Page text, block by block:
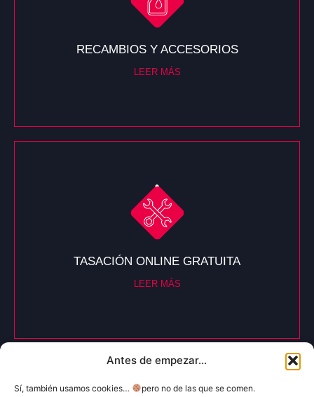
Antes de empezar...
Sí, también usamos cookies… pero no de las que se comen.
RECAMBIOS Y ACCESORIOS
LEER MÁS
TASACIÓN ONLINE GRATUITA
LEER MÁS